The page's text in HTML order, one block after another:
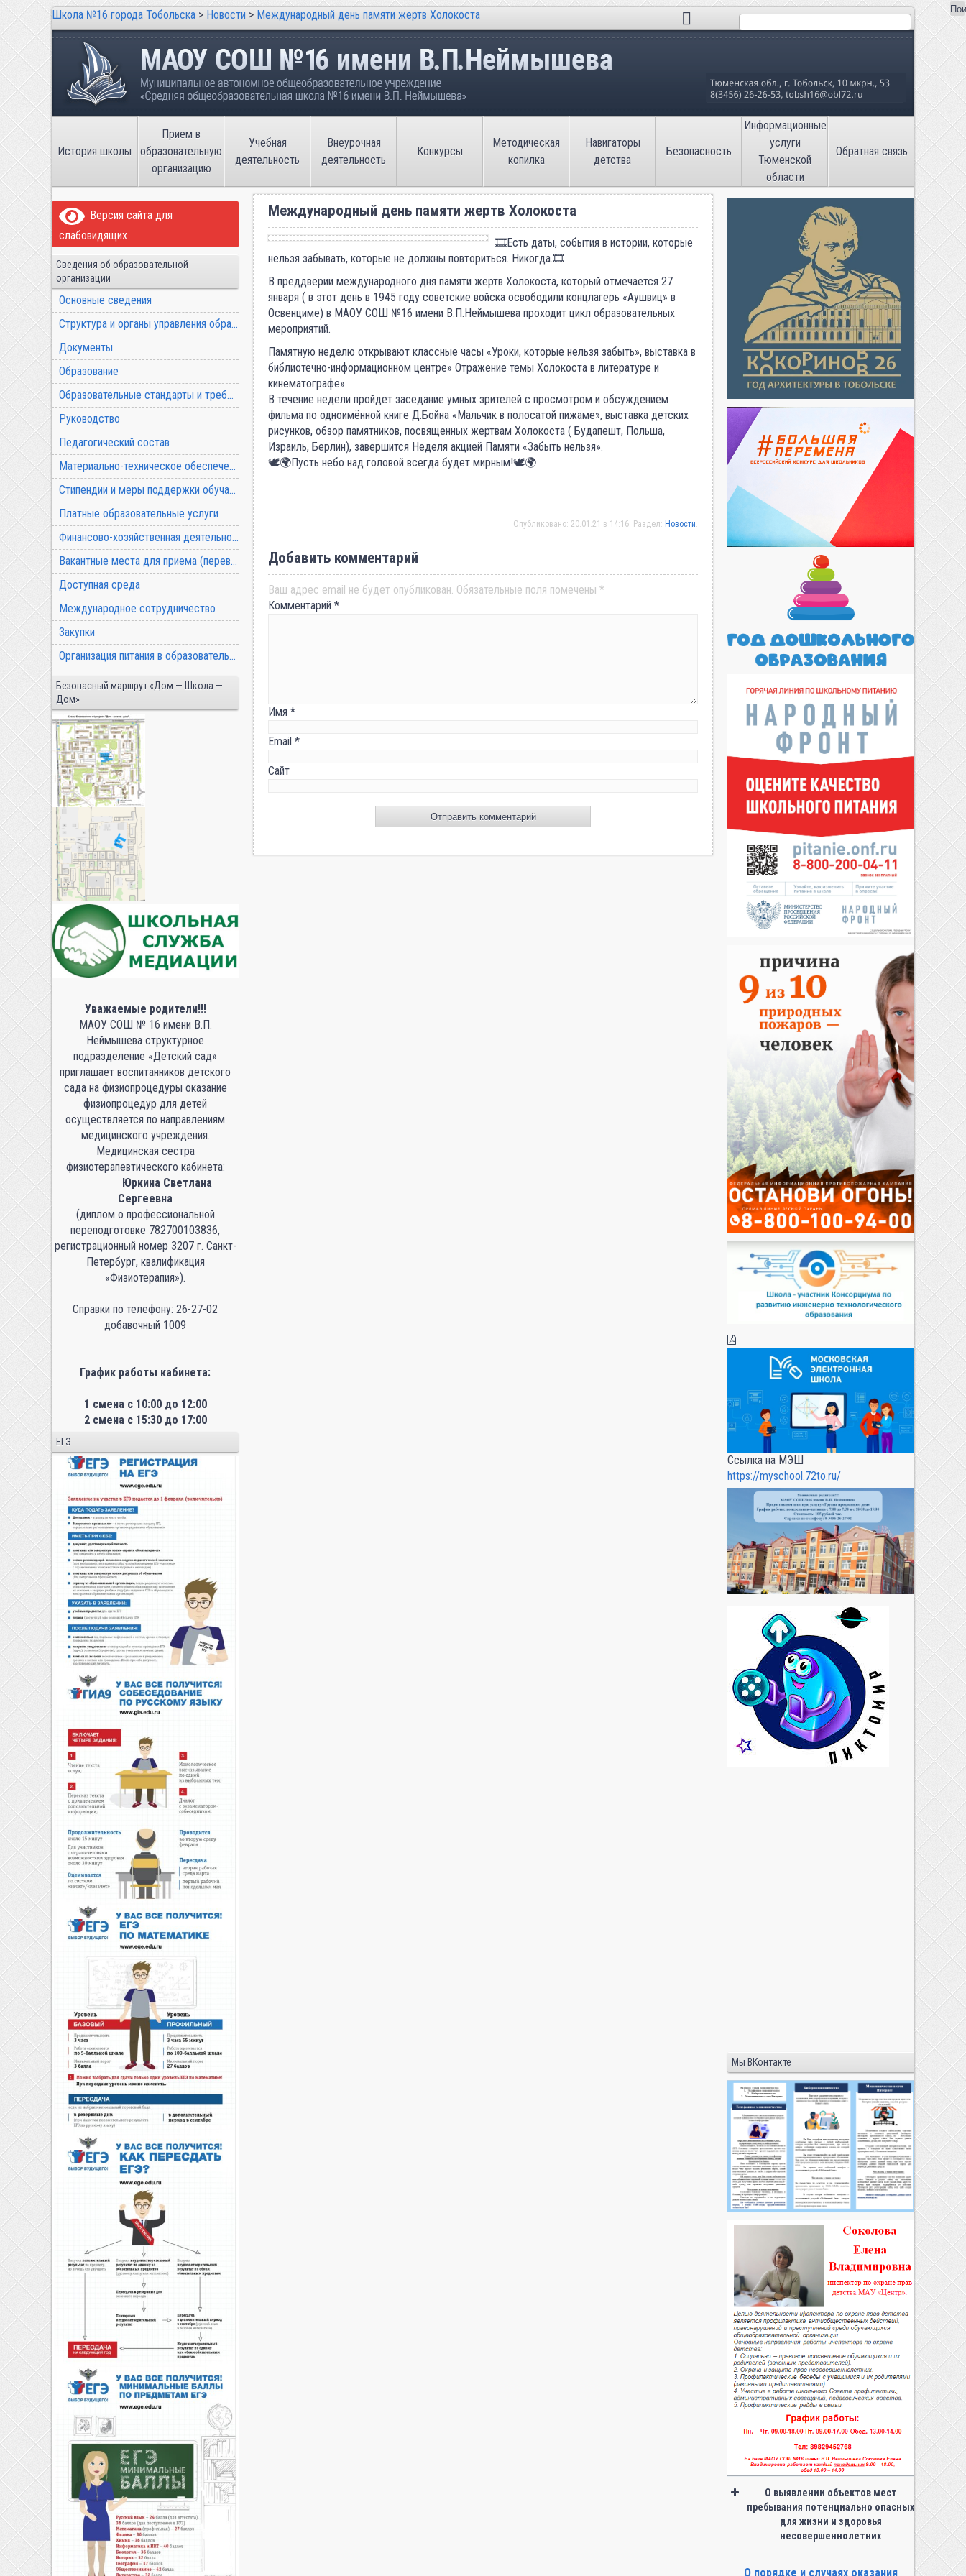
Школа №16 города Тобольска > Новости > Международный день памяти жертв Холокоста Поиск
Школа №16 города Тобольска
Муниципальное автономное общеобразовательное учреждение «Средняя общеобразовательная школа №16»
имени В.П. Неймышева
История школы
Прием в
образовательную
организацию
Учебная
деятельность
Внеурочная
деятельность
Конкурсы
Методическая
копилка
Навигаторы
детства
Безопасность
Информационные
услуги
Тюменской
области
Обратная связь
Версия сайта для
слабовидящих
Сведения об образовательной
организации
Основные сведения
Структура и органы управления образовательной организацией
Документы
Образование
Образовательные стандарты и требования
Руководство
Педагогический состав
Материально-техническое обеспечение и оснащенность образовательного процесса
Стипендии и меры поддержки обучающихся
Платные образовательные услуги
Финансово-хозяйственная деятельность
Вакантные места для приема (перевода) обучающихся
Доступная среда
Международное сотрудничество
Закупки
Организация питания в образовательной организации
Безопасный маршрут «Дом — Школа —
Дом»
Уважаемые родители!!!
МАОУ СОШ № 16 имени В.П.
Неймышева структурное
подразделение «Детский сад»
приглашает воспитанников детского
сада на физиопроцедуры оказание
физиопроцедур для детей
осуществляется по направлениям
медицинского учреждения.
Медицинская сестра
физиотерапевтического кабинета:
Юркина Светлана
Сергеевна
(диплом о профессиональной
переподготовке 782700103836,
регистрационный номер 3207 г. Санкт-
Петербург, квалификация
«Физиотерапия»).
Справки по телефону: 26-27-02
добавочный 1009
График работы кабинета:
1 смена с 10:00 до 12:00
2 смена с 15:30 до 17:00
ЕГЭ
Международный день памяти жертв Холокоста
🎞Есть даты, события в истории, которые
нельзя забывать, которые не должны повториться. Никогда.🎞
В преддверии международного дня памяти жертв Холокоста, который отмечается 27
января ( в этот день в 1945 году советские войска освободили концлагерь «Аушвиц» в
Освенциме) в МАОУ СОШ №16 имени В.П.Неймышева проходит цикл образовательных
мероприятий.
Памятную неделю открывают классные часы «Уроки, которые нельзя забыть», выставка в
библиотечно-информационном центре» Отражение темы Холокоста в литературе и
кинематографе».
В течение недели пройдет заседание умных зрителей с просмотром и обсуждением
фильма по одноимённой книге Д.Бойна «Мальчик в полосатой пижаме», выставка детских
рисунков, обзор памятников, посвященных жертвам Холокоста ( Будапешт, Польша,
Израиль, Берлин), завершится Неделя акцией Памяти «Забыть нельзя».
🕊🌍Пусть небо над головой всегда будет мирным!🕊🌍
Опубликовано: 20.01.21 в 14:16. Раздел: Новости.
Добавить комментарий
Ваш адрес email не будет опубликован. Обязательные поля помечены *
Комментарий *
Имя *
Email *
Сайт
Ссылка на МЭШ
https://myschool.72to.ru/
Мы ВКонтакте
О выявлении объектов мест
пребывания потенциально опасных
для жизни и здоровья
несовершеннолетних
О порядке и случаях оказания